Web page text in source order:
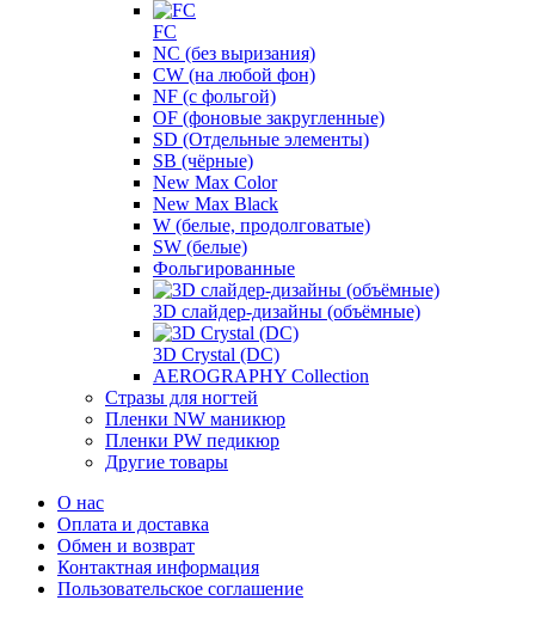
FC
NC (без выризания)
CW (на любой фон)
NF (с фольгой)
OF (фоновые закругленные)
SD (Отдельные элементы)
SB (чёрные)
New Max Color
New Max Black
W (белые, продолговатые)
SW (белые)
Фольгированные
3D слайдер-дизайны (объёмные)
3D Crystal (DC)
AEROGRAPHY Collection
Стразы для ногтей
Пленки NW маникюр
Пленки PW педикюр
Другие товары
О нас
Оплата и доставка
Обмен и возврат
Контактная информация
Пользовательское соглашение